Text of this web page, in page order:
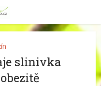
slinivka